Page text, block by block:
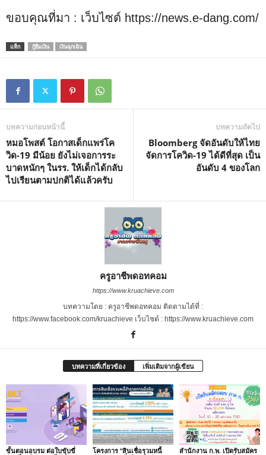
ขอบคุณที่มา : เว็บไซต์ https://news.e-dang.com/
แท็ก กู้ยืมเงิน เงินฉุกเฉิน
บทความก่อนหน้านี้
หมอโพสต์ โอกาสเด็กแพร่โค
วิด-19 มีน้อย ยังไม่เจอการระ
บาดหนักๆ ในรร. ให้เด็กได้กลับ
ไปเรียนตามปกติได้แล้วครับ
บทความถัดไป
Bloomberg จัดอันดับให้ไทย
จัดการโควิด-19 ได้ดีที่สุด เป็น
อันดับ 4 ของโลก
ครูอาชีพดอทคอม
https://www.kruachieve.com
บทความโดย : ครูอาชีพดอทคอม ติดตามได้ที่ :
https://www.facebook.com/kruachieve เว็บไซต์ : https://www.kruachieve.com
บทความที่เกี่ยวข้อง เพิ่มเติมจากผู้เขียน
ขั้นตอนอบรม ต่อใบขับขี่
โครงการ “สินเชื่อรวมหนี้
สำนักงาน ก.พ. เปิดรับสมัคร